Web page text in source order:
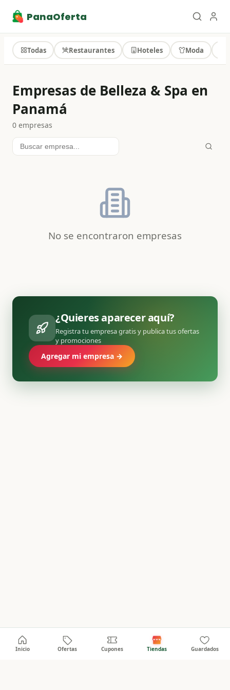
PanaOferta
Inicio Ofertas Cupones Tiendas Guardados
Todas Restaurantes Hoteles Moda
Empresas de Belleza & Spa en
Panamá
0 empresas
No se encontraron empresas
¿Quieres aparecer aquí?
Registra tu empresa gratis y publica tus ofertas
y promociones
Agregar mi empresa →